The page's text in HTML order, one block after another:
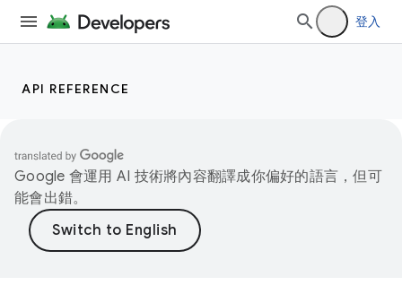
登入
API REFERENCE
Google 會運用 AI 技術將內容翻譯成你偏好的語言，但可
能會出錯。